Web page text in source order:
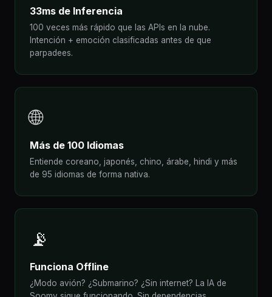
33ms de Inferencia
100 veces más rápido que las APIs en la nube.
Intención + emoción clasificadas antes de que
parpadees.
🌐
Más de 100 Idiomas
Entiende coreano, japonés, chino, árabe, hindi y más
de 95 idiomas de forma nativa.
📡
Funciona Offline
¿Modo avión? ¿Submarino? ¿Sin internet? La IA de